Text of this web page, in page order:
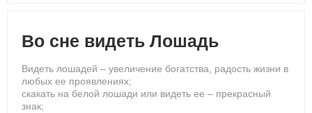
Во сне видеть Лошадь
Видеть лошадей – увеличение богатства, радость жизни в
любых ее проявлениях;
скакать на белой лошади или видеть ее – прекрасный
знак;